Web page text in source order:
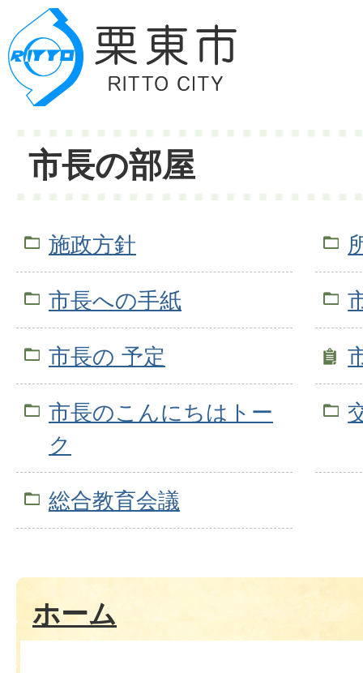
市長の部屋
施政方針
市長への手紙
市長の 予定
市長のこんにちはトー
ク
総合教育会議
ホーム